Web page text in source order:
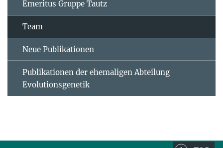
Emeritus Gruppe Tautz
Team
Neue Publikationen
Publikationen der ehemaligen Abteilung
Evolutionsgenetik